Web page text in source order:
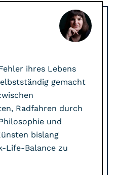
ihres Lebens
gemacht
Radfahren durch
und
bislang
Life-Balance zu